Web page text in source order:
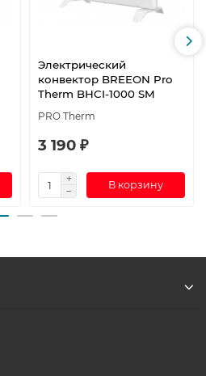
Электрический
конвектор BREEON Pro
Therm BHCI-1000 SM
PRO Therm
3 190 ₽
В корзину